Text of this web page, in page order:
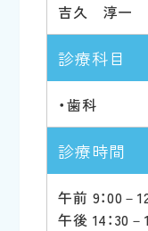
吉久 淳一
診療科目
・歯科
診療時間
午前 9：00－
午後 14：30－